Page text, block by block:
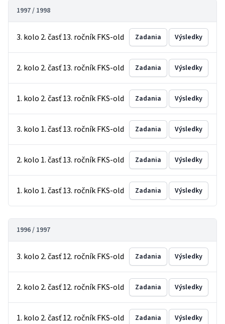
1997 / 1998
3. kolo 2. časť 13. ročník FKS-old Zadania Výsledky
2. kolo 2. časť 13. ročník FKS-old Zadania Výsledky
1. kolo 2. časť 13. ročník FKS-old Zadania Výsledky
3. kolo 1. časť 13. ročník FKS-old Zadania Výsledky
2. kolo 1. časť 13. ročník FKS-old Zadania Výsledky
1. kolo 1. časť 13. ročník FKS-old Zadania Výsledky
1996 / 1997
3. kolo 2. časť 12. ročník FKS-old Zadania Výsledky
2. kolo 2. časť 12. ročník FKS-old Zadania Výsledky
1. kolo 2. časť 12. ročník FKS-old Zadania Výsledky